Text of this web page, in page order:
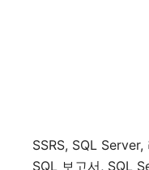
SSRS, SQL Server,
SQL 보고서, SQL